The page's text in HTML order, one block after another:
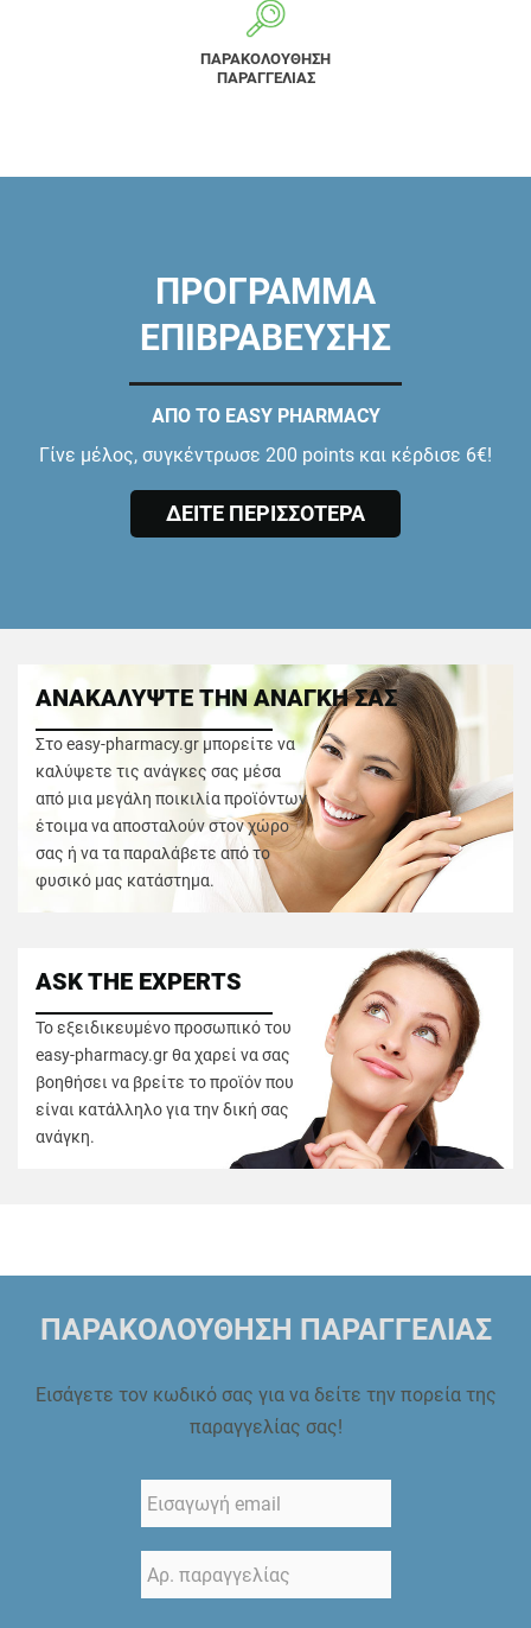
ΠΑΡΑΚΟΛΟΥΘΗΣΗ
ΠΑΡΑΓΓΕΛΙΑΣ
ΠΡΟΓΡΑΜΜΑ
ΕΠΙΒΡΑΒΕΥΣΗΣ
ΑΠΟ ΤΟ EASY PHARMACY
Γίνε μέλος, συγκέντρωσε 200 points και κέρδισε 6€!
ΔΕΙΤΕ ΠΕΡΙΣΣΟΤΕΡΑ
ΑΝΑΚΑΛΥΨΤΕ ΤΗΝ ΑΝΑΓΚΗ ΣΑΣ
Στο easy-pharmacy.gr μπορείτε να
καλύψετε τις ανάγκες σας μέσα
από μια μεγάλη ποικιλία προϊόντων
έτοιμα να αποσταλούν στον χώρο
σας ή να τα παραλάβετε από το
φυσικό μας κατάστημα.
ASK THE EXPERTS
Το εξειδικευμένο προσωπικό του
easy-pharmacy.gr θα χαρεί να σας
βοηθήσει να βρείτε το προϊόν που
είναι κατάλληλο για την δική σας
ανάγκη.
ΠΑΡΑΚΟΛΟΥΘΗΣΗ ΠΑΡΑΓΓΕΛΙΑΣ
Εισάγετε τον κωδικό σας για να δείτε την πορεία της
παραγγελίας σας!